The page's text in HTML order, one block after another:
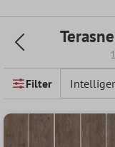
Filter